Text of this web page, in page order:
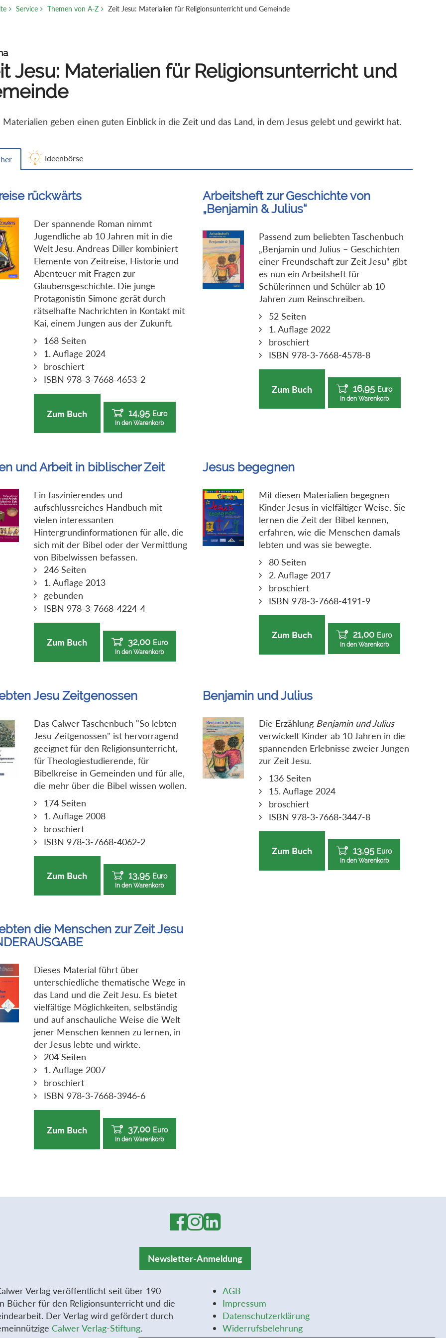
Service Themen von A-Z Zeit Jesu: Materialien für Religionsunterricht und Gemeinde
Jesu: Materialien für Religionsunterricht und
Materialien geben einen guten Einblick in die Zeit und das Land, in dem Jesus gelebt und gewirkt hat.
Ideenbörse
rückwärts
Der spannende Roman nimmt
Jugendliche ab 10 Jahren mit in die
Welt Jesu. Andreas Diller kombiniert
Elemente von Zeitreise, Historie und
Abenteuer mit Fragen zur
Glaubensgeschichte. Die junge
Protagonistin Simone gerät durch
rätselhafte Nachrichten in Kontakt mit
Kai, einem Jungen aus der Zukunft.
168 Seiten
1. Auflage 2024
broschiert
ISBN 978-3-7668-4653-2
Zum Buch 14,95 Euro
In den Warenkorb
Arbeitsheft zur Geschichte von
„Benjamin & Julius“
Passend zum beliebten Taschenbuch
„Benjamin und Julius – Geschichten
einer Freundschaft zur Zeit Jesu“ gibt
es nun ein Arbeitsheft für
Schülerinnen und Schüler ab 10
Jahren zum Reinschreiben.
52 Seiten
1. Auflage 2022
broschiert
ISBN 978-3-7668-4578-8
Zum Buch 16,95 Euro
In den Warenkorb
und Arbeit in biblischer Zeit
Ein faszinierendes und
aufschlussreiches Handbuch mit
vielen interessanten
Hintergrundinformationen für alle, die
sich mit der Bibel oder der Vermittlung
von Bibelwissen befassen.
246 Seiten
1. Auflage 2013
gebunden
ISBN 978-3-7668-4224-4
Zum Buch 32,00 Euro
In den Warenkorb
Jesus begegnen
Mit diesen Materialien begegnen
Kinder Jesus in vielfältiger Weise. Sie
lernen die Zeit der Bibel kennen,
erfahren, wie die Menschen damals
lebten und was sie bewegte.
80 Seiten
2. Auflage 2017
broschiert
ISBN 978-3-7668-4191-9
Zum Buch 21,00 Euro
In den Warenkorb
Jesu Zeitgenossen
Das Calwer Taschenbuch "So lebten
Jesu Zeitgenossen" ist hervorragend
geeignet für den Religionsunterricht,
für Theologiestudierende, für
Bibelkreise in Gemeinden und für alle,
die mehr über die Bibel wissen wollen.
174 Seiten
1. Auflage 2008
broschiert
ISBN 978-3-7668-4062-2
Zum Buch 13,95 Euro
In den Warenkorb
Benjamin und Julius
Die Erzählung Benjamin und Julius
verwickelt Kinder ab 10 Jahren in die
spannenden Erlebnisse zweier Jungen
zur Zeit Jesu.
136 Seiten
15. Auflage 2024
broschiert
ISBN 978-3-7668-3447-8
Zum Buch 13,95 Euro
In den Warenkorb
die Menschen zur Zeit Jesu
Dieses Material führt über
unterschiedliche thematische Wege in
das Land und die Zeit Jesu. Es bietet
vielfältige Möglichkeiten, selbständig
und auf anschauliche Weise die Welt
jener Menschen kennen zu lernen, in
der Jesus lebte und wirkte.
204 Seiten
1. Auflage 2007
broschiert
ISBN 978-3-7668-3946-6
Zum Buch 37,00 Euro
In den Warenkorb
Newsletter-Anmeldung
Verlag veröffentlicht seit über 190
Bücher für den Religionsunterricht und die
Der Verlag wird gefördert durch
Calwer Verlag-Stiftung.
AGB
Impressum
Datenschutzerklärung
Widerrufsbelehrung